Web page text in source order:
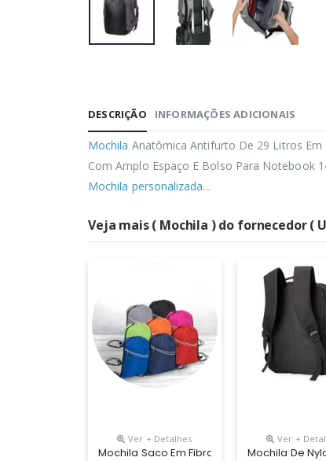
DESCRIÇÃO INFORMAÇÕES ADICIONAIS
Mochila Anatômica Antifurto De 29 Litros
Com Amplo Espaço E Bolso Para Notebook
Mochila personalizada...
Veja mais ( Mochila ) do fornecedor (
Ver + Detalhes
Mochila Saco Em Fibra De Poliéster
Ver +
Mochila De